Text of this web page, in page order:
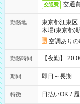
交通費 交通
勤務地
東京都江東区
木場(東京都)
空調あり
勤務時間 【夜勤】
期間 即日～長期
特徴 日払いOK /